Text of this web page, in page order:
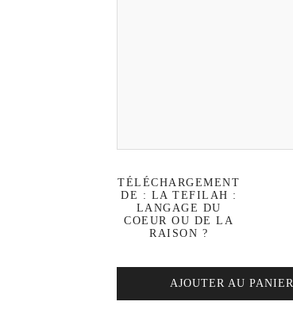
TÉLÉCHARGEMENT
DE : LA TEFILAH :
LANGAGE DU
COEUR OU DE LA
RAISON ?
AJOUTER AU PANIER